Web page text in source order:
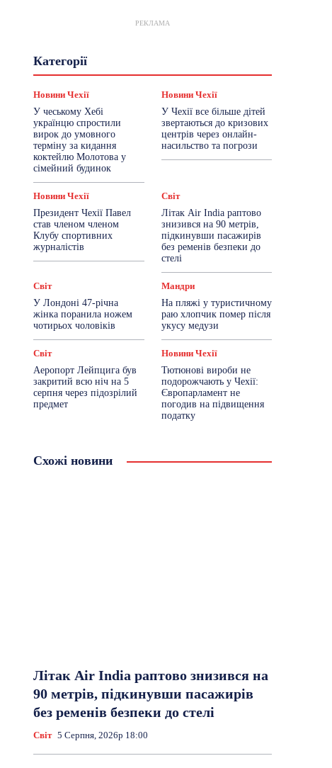
РЕКЛАМА
КатегоріїГастрогід
Знай Чехію
Новини України
Новини Чехії
Політика
Робота
Сад та город
Світ
Спорт ТехноМанія
Топ-новини
Фоторепортаж
Більше
Новини Чехії
У чеському Хебі
українцю спростили
вирок до умовного
терміну за кидання
коктейлю Молотова у
сімейний будинок
Новини Чехії
У Чехії все більше дітей
звертаються до кризових
центрів через онлайн-
насильство та погрози
Новини Чехії
Президент Чехії Павел
став членом членом
Клубу спортивних
журналістів
Світ
Літак Air India раптово
знизився на 90 метрів,
підкинувши пасажирів
без ременів безпеки до
стелі
Світ
У Лондоні 47-річна
жінка поранила ножем
чотирьох чоловіків
Мандри
На пляжі у туристичному
раю хлопчик помер після
укусу медузи
Світ
Аеропорт Лейпцига був
закритий всю ніч на 5
серпня через підозрілий
предмет
Новини Чехії
Тютюнові вироби не
подорожчають у Чехії:
Європарламент не
погодив на підвищення
податку
Схожі новини
Літак Air India раптово знизився на
90 метрів, підкинувши пасажирів
без ременів безпеки до стелі
Світ 5 Серпня, 2026р 18:00